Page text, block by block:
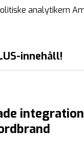
analytikern
innehåll!